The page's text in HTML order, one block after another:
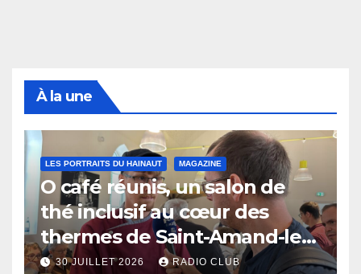
À la une
LES PORTRAITS DU HAINAUT MAGAZINE
O café réunis, un salon de
thé inclusif au cœur des
thermes de Saint-Amand-les-
Eaux
30 JUILLET 2026 RADIO CLUB